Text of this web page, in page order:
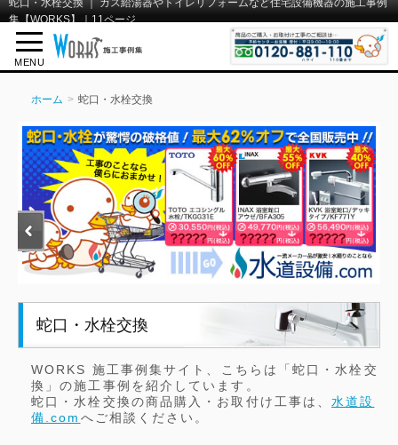
蛇口・水栓交換 ｜ ガス給湯器やトイレリフォームなど住宅設備機器の施工事例
集【WORKS】｜11ページ
MENU
ホーム 蛇口・水栓交換
蛇口・水栓交換
WORKS 施工事例集サイト、こちらは「蛇口・水栓交
換」の施工事例を紹介しています。
蛇口・水栓交換の商品購入・お取付け工事は、水道設
備.com へご相談ください。